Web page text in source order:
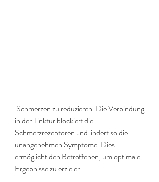
in der Tinktur blockiert die
Schmerzrezeptoren und lindert so die
unangenehmen Symptome. Dies
ermöglicht den Betroffenen, um optimale
Ergebnisse zu erzielen.